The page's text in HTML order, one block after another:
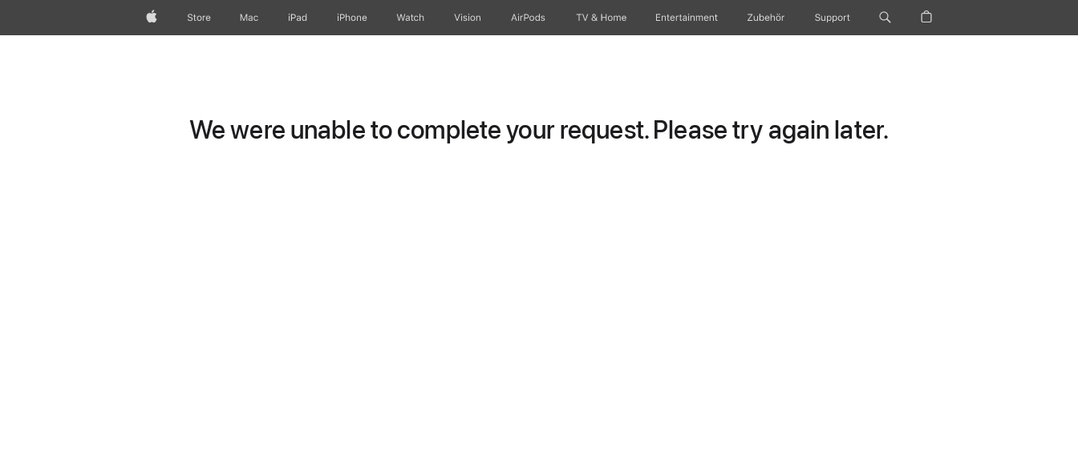
AppleStore Mac iPad iPhone Watch Vision AirPods TV & Home Entertainment Zubehör Support
We were unable to complete your request. Please try again later.